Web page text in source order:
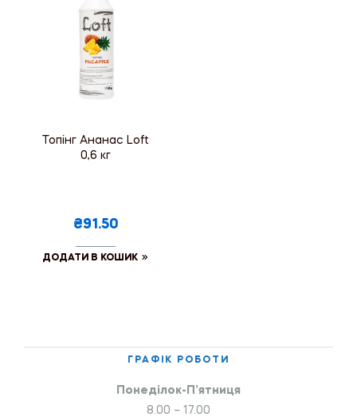
Топінг Ананас Loft
0,6 кг
₴91.50
ДОДАТИ В КОШИК
ГРАФІК РОБОТИ
Понеділок-П’ятниця
8.00 – 17.00